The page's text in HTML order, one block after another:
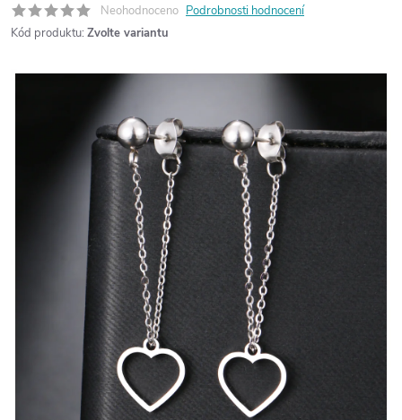
Neohodnoceno Podrobnosti hodnocení
Kód produktu: Zvolte variantu